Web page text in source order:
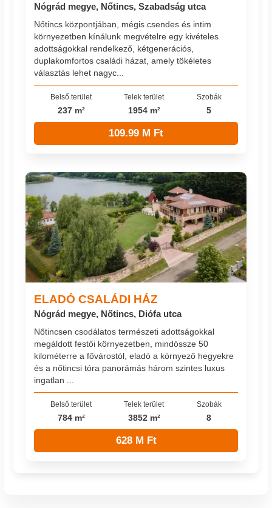
Nógrád megye, Nőtincs, Szabadság utca
Nőtincs központjában, mégis csendes és intim
környezetben kínálunk megvételre egy kivételes
adottságokkal rendelkező, kétgenerációs,
duplakomfortos családi házat, amely tökéletes
választás lehet nagyc...
Belső terület
237 m²
Telek terület
1954 m²
Szobák
5
109.99 M Ft
ELADÓ CSALÁDI HÁZ
Nógrád megye, Nőtincs, Diófa utca
Nőtincsen csodálatos természeti adottságokkal
megáldott festői környezetben, mindössze 50
kilométerre a fővárostól, eladó a környező hegyekre
és a nőtincsi tóra panorámás három szintes luxus
ingatlan ...
Belső terület
784 m²
Telek terület
3852 m²
Szobák
8
628 M Ft